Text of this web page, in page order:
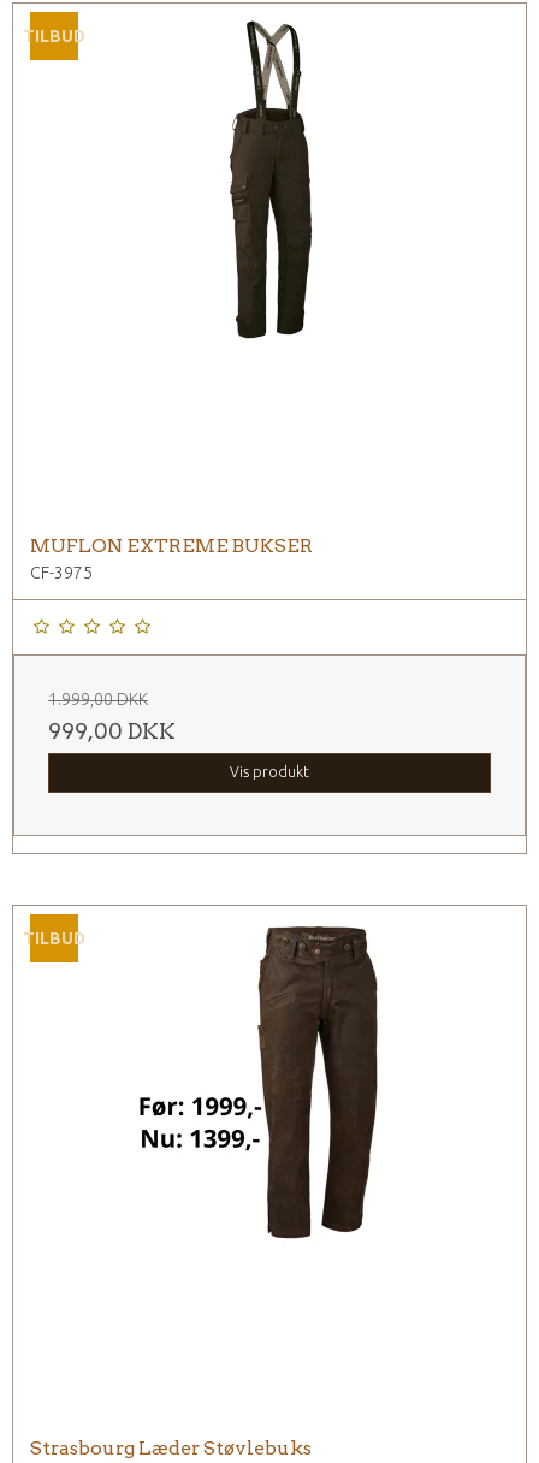
TILBUD
MUFLON EXTREME BUKSER
CF-3975
1.999,00 DKK
999,00 DKK
Vis produkt
TILBUD
Strasbourg Læder Støvlebuks